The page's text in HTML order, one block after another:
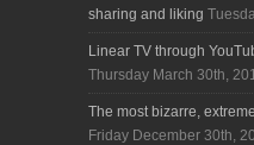
sharing and liking
Linear TV through
Thursday March 30th,
The most bizarre,
Friday December 30th,